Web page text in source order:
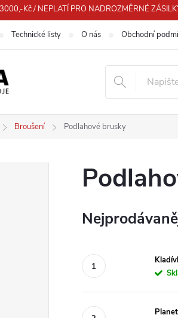
Kč / NEPLATÍ PRO NADROZMĚRNÉ
Technické listy O nás Obchodní
Broušení Podlahové brusky